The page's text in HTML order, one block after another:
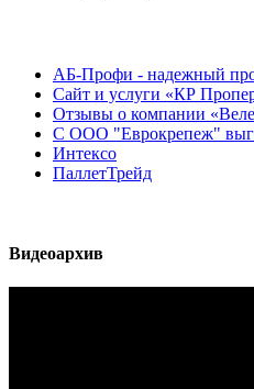
АБ-Профи - надежный
Сайт и услуги «КР
Отзывы о компании
С ООО "Еврокрепеж"
Интексо
ПаллетТрейд
Видеоархив